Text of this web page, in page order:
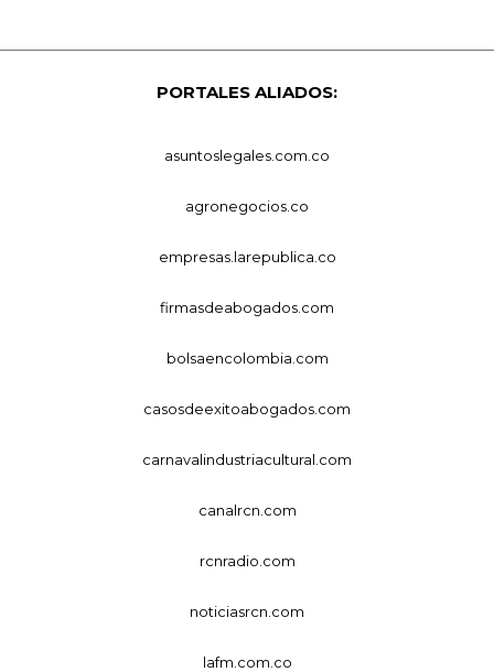
PORTALES ALIADOS:
asuntoslegales.com.co
agronegocios.co
empresas.larepublica.co
firmasdeabogados.com
bolsaencolombia.com
casosdeexitoabogados.com
carnavalindustriacultural.com
canalrcn.com
rcnradio.com
noticiasrcn.com
lafm.com.co